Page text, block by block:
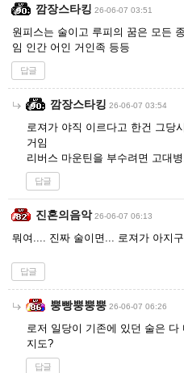
깜장스타킹 26-06-07 03:51
원피스는 술이고 루피의 꿈은 모든
임 인간 어인 거인족 등등
답글
깜장스타킹 26-06-07 03:54
로져가 야직 이르다고 한건 그당
거임
리버스 마운틴을 부수려면 고대
답글
진혼의음악 26-06-07 06:13
뭐여.... 진짜 술이면... 로져가 아지
답글
뿡빵뿡뿡뿡 26-06-07 06:26
로저 일당이 기존에 있던 술은
지도?
답글